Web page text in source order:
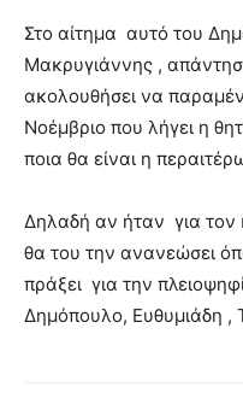
Στο αίτημα αυτό του
Μακρυγιάννης ,
ακολουθήσει να
Νοέμβριο που λήγει η
ποια θα είναι η
Δηλαδή αν ήταν για τον
θα του την ανανεώσει
πράξει για την
Δημόπουλο, Ευθυμιάδη ,